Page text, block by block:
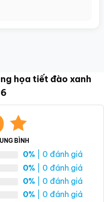
họa tiết đào xanh
BÌNH
0% | 0 đánh giá
0% | 0 đánh giá
0% | 0 đánh giá
0% | 0 đánh giá